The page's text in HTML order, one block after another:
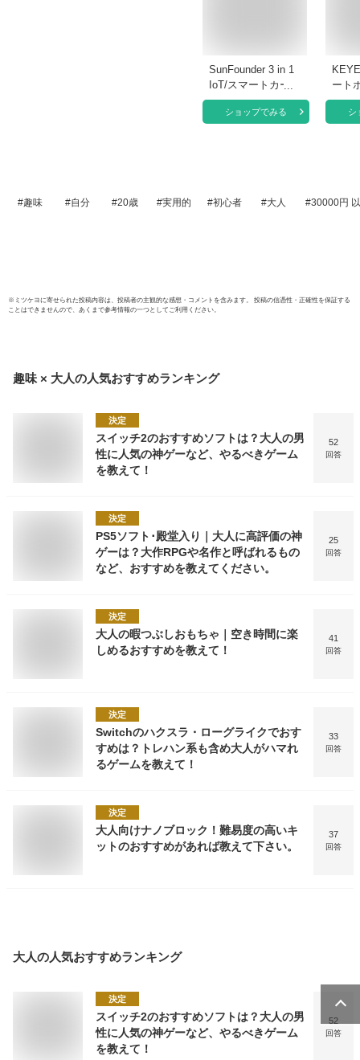
SunFounder 3 in 1
IoT/スマートカー/
ラーニング スター
ター キット究極版
ジェクト、
ショップでみる
ート
て ス
ト
育玩
シ
趣味 自分 20歳 実用的 初心者 大人 30000円
※ ミツケヨに寄せられた投稿内容は、投稿者の主観的な感想・コメントを含みます。 投稿の信憑性・正確性を保証する
ことはできませんので、あくまで参考情報の一つとしてご利用ください。
趣味 × 大人の人気おすすめランキング
決定
スイッチ2のおすすめソフトは？大人の男
性に人気の神ゲーなど、やるべきゲーム
を教えて！
52
回答
決定
PS5ソフト･殿堂入り｜大人に高評価の神
ゲーは？大作RPGや名作と呼ばれるもの
など、おすすめを教えてください。
25
回答
決定
大人の暇つぶしおもちゃ｜空き時間に楽
しめるおすすめを教えて！
41
回答
決定
Switchのハクスラ・ローグライクでおす
すめは？トレハン系も含め大人がハマれ
るゲームを教えて！
33
回答
決定
大人向けナノブロック！難易度の高いキ
ットのおすすめがあれば教えて下さい。
37
回答
大人の人気おすすめランキング
決定
スイッチ2のおすすめソフトは？大人の男
性に人気の神ゲーなど、やるべきゲーム
を教えて！
52
回答